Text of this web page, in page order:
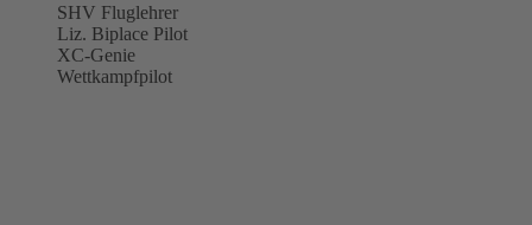
SHV Fluglehrer
Liz. Biplace Pilot
XC-Genie
Wettkampfpilot